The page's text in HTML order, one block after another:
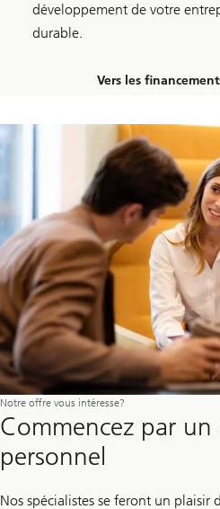
développement de votre
durable.
Vers les
Notre offre vous intéresse?
Commencez par un
personnel
Nos spécialistes se feront un plaisir